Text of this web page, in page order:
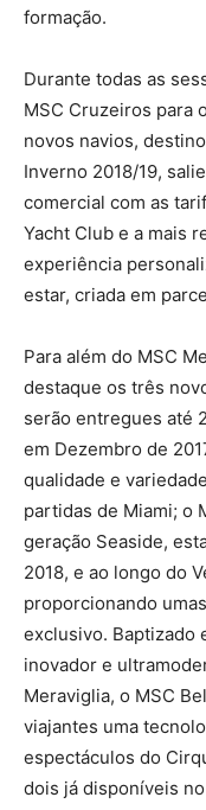
formação.
Durante todas as
MSC Cruzeiros para
novos navios,
Inverno 2018/19,
comercial com as
Yacht Club e a mais
experiência
estar, criada em
Para além do MSC
destaque os três
serão entregues até
em Dezembro de
qualidade e
partidas de Miami; o
geração Seaside,
2018, e ao longo do
proporcionando
exclusivo. Baptizado
inovador e
Meraviglia, o MSC
viajantes uma
espectáculos do
dois já disponíveis